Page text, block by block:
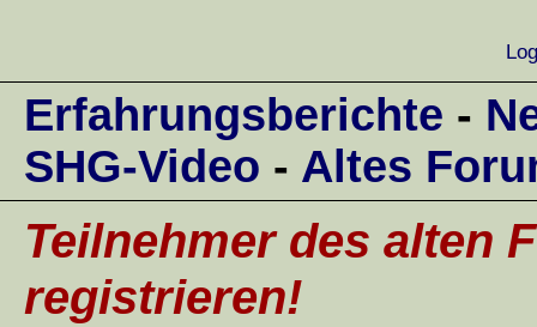
Erfahrungsberichte -
SHG-Video - Altes
Teilnehmer des alten
registrieren!